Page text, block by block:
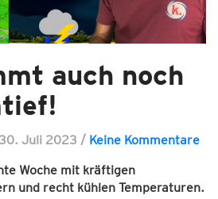
auch noch
30. Juli 2023 / Keine Kommentare
Woche mit kräftigen
und recht kühlen Temperaturen.